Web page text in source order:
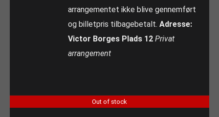
arrangementet ikke blive gennemført
og billetpris tilbagebetalt.Adresse:
Victor Borges Plads 12 Privat
arrangement
Out of stock